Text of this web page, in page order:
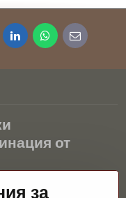
LinkedInWhatsApp
E-
mail
от
към всеки екстериор
за